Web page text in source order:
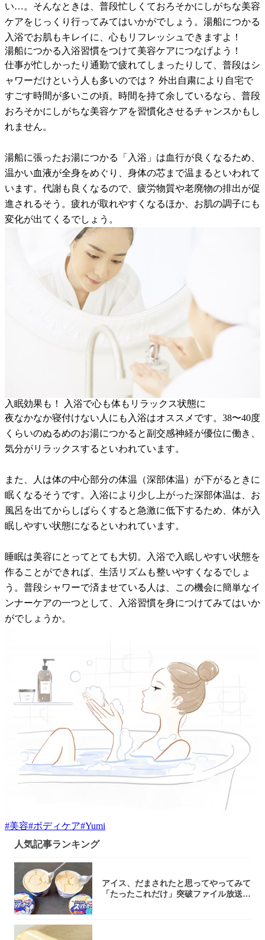
い…。そんなときは、普段忙しくておろそかにしがちな美容
ケアをじっくり行ってみてはいかがでしょう。湯船につかる
入浴でお肌もキレイに、心もリフレッシュできますよ！
湯船につかる入浴習慣をつけて美容ケアにつなげよう！
仕事が忙しかったり通勤で疲れてしまったりして、普段はシ
ャワーだけという人も多いのでは？ 外出自粛により自宅で
すごす時間が多いこの頃。時間を持て余しているなら、普段
おろそかにしがちな美容ケアを習慣化させるチャンスかもし
れません。
湯船に張ったお湯につかる「入浴」は血行が良くなるため、
温かい血液が全身をめぐり、身体の芯まで温まるといわれて
います。代謝も良くなるので、疲労物質や老廃物の排出が促
進されるそう。疲れが取れやすくなるほか、お肌の調子にも
変化が出てくるでしょう。
入眠効果も！ 入浴で心も体もリラックス状態に
夜なかなか寝付けない人にも入浴はオススメです。38〜40度
くらいのぬるめのお湯につかると副交感神経が優位に働き、
気分がリラックスするといわれています。
また、人は体の中心部分の体温（深部体温）が下がるときに
眠くなるそうです。入浴により少し上がった深部体温は、お
風呂を出てからしばらくすると急激に低下するため、体が入
眠しやすい状態になるといわれています。
睡眠は美容にとってとても大切。入浴で入眠しやすい状態を
作ることができれば、生活リズムも整いやすくなるでしょ
う。普段シャワーで済ませている人は、この機会に簡単なイ
ンナーケアの一つとして、入浴習慣を身につけてみてはいか
がでしょうか。
#美容#ボディケア#Yumi
人気記事ランキング
アイス、だまされたと思ってやってみて
「たったこれだけ」突破ファイル放送で